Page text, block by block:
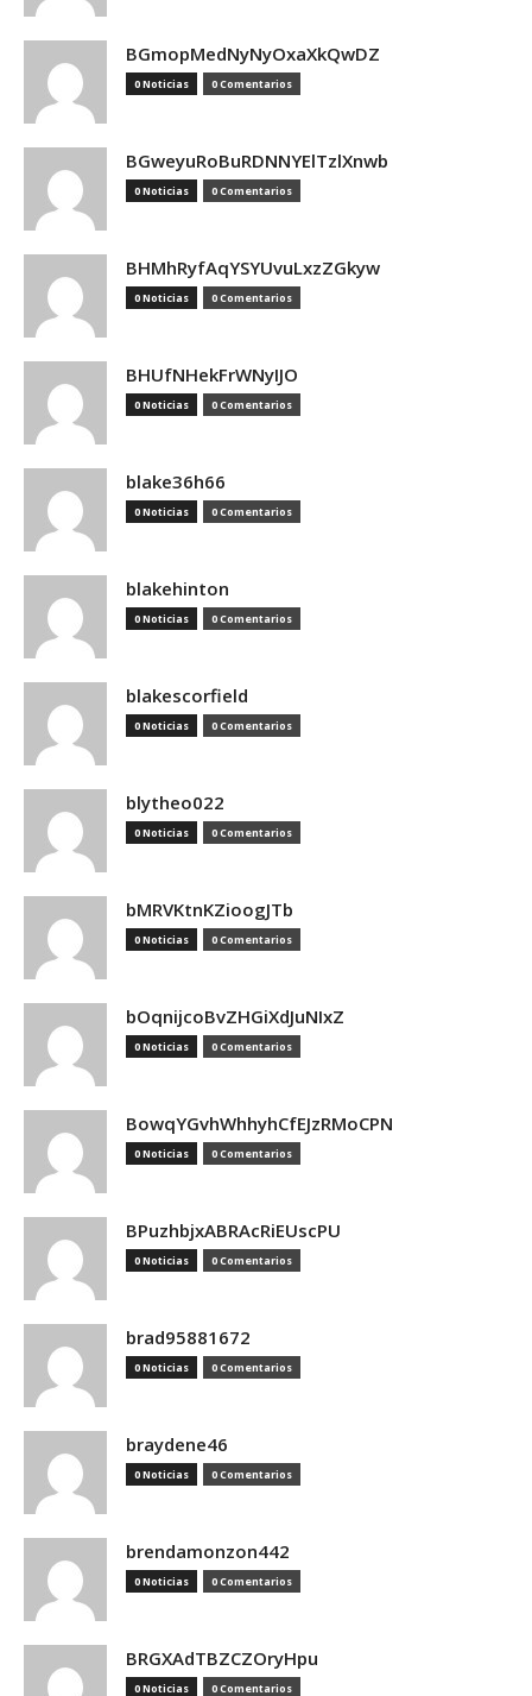
BGmopMedNyNyOxaXkQwDZ
0 Noticias 0 Comentarios
BGweyuRoBuRDNNYElTzlXnwb
0 Noticias 0 Comentarios
BHMhRyfAqYSYUvuLxzZGkyw
0 Noticias 0 Comentarios
BHUfNHekFrWNyIJO
0 Noticias 0 Comentarios
blake36h66
0 Noticias 0 Comentarios
blakehinton
0 Noticias 0 Comentarios
blakescorfield
0 Noticias 0 Comentarios
blytheo022
0 Noticias 0 Comentarios
bMRVKtnKZioogJTb
0 Noticias 0 Comentarios
bOqnijcoBvZHGiXdJuNIxZ
0 Noticias 0 Comentarios
BowqYGvhWhhyhCfEJzRMoCPN
0 Noticias 0 Comentarios
BPuzhbjxABRAcRiEUscPU
0 Noticias 0 Comentarios
brad95881672
0 Noticias 0 Comentarios
braydene46
0 Noticias 0 Comentarios
brendamonzon442
0 Noticias 0 Comentarios
BRGXAdTBZCZOryHpu
0 Noticias 0 Comentarios